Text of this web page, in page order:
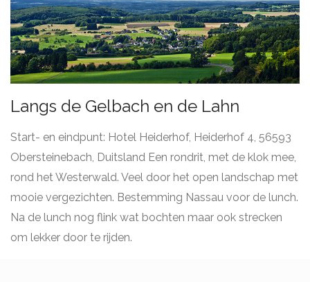
Langs de Gelbach en de Lahn
Start- en eindpunt: Hotel Heiderhof, Heiderhof 4, 56593
Obersteinebach, Duitsland Een rondrit, met de klok mee,
rond het Westerwald. Veel door het open landschap met
mooie vergezichten. Bestemming Nassau voor de lunch.
Na de lunch nog flink wat bochten maar ook strecken
om lekker door te rijden.